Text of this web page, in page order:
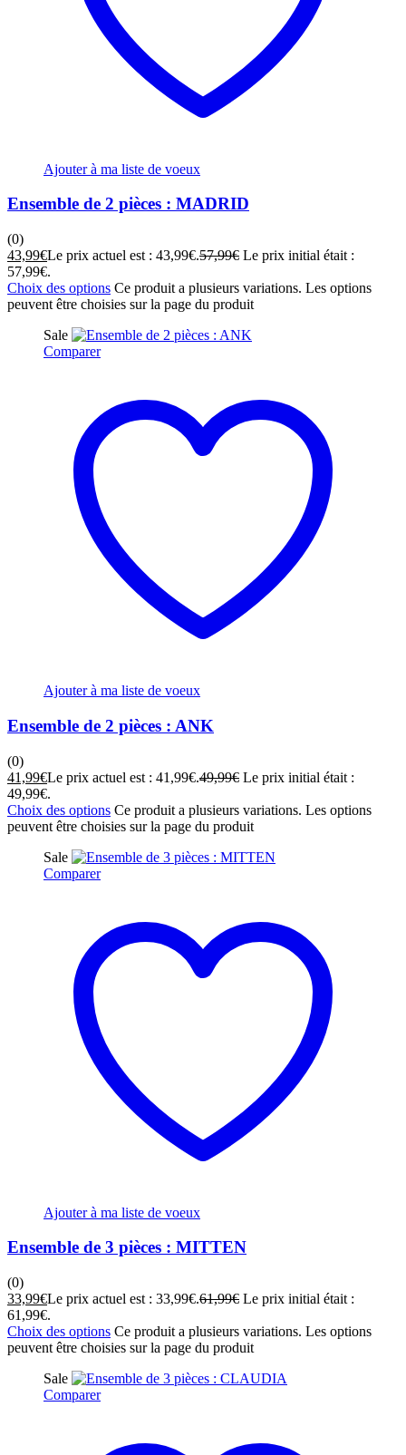
Ajouter à ma liste de voeux
Ensemble de 2 pièces : MADRID
(0)
43,99€Le prix actuel est : 43,99€.57,99€ Le prix initial était :
57,99€.
Choix des options Ce produit a plusieurs variations. Les options
peuvent être choisies sur la page du produit
Sale
Comparer
Ajouter à ma liste de voeux
Ensemble de 2 pièces : ANK
(0)
41,99€Le prix actuel est : 41,99€.49,99€ Le prix initial était :
49,99€.
Choix des options Ce produit a plusieurs variations. Les options
peuvent être choisies sur la page du produit
Sale
Comparer
Ajouter à ma liste de voeux
Ensemble de 3 pièces : MITTEN
(0)
33,99€Le prix actuel est : 33,99€.61,99€ Le prix initial était :
61,99€.
Choix des options Ce produit a plusieurs variations. Les options
peuvent être choisies sur la page du produit
Sale
Comparer